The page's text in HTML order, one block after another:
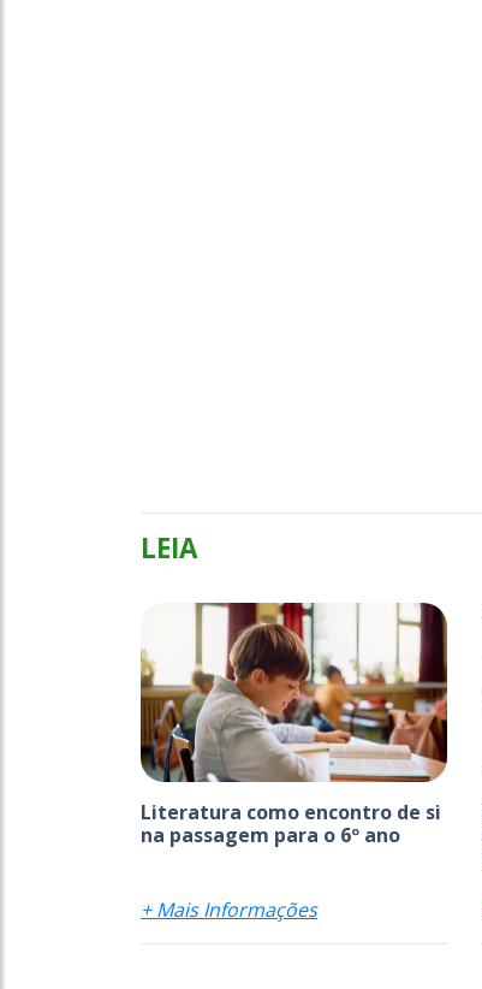
LEIA
Literatura como encontro de si
na passagem para o 6º ano
+ Mais Informações